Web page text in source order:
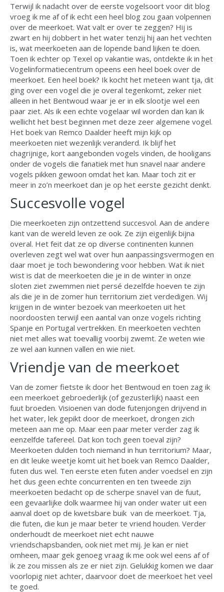
Terwijl ik nadacht over de eerste vogelsoort voor dit blog
vroeg ik me af of ik echt een heel blog zou gaan volpennen
over de meerkoet. Wat valt er over te zeggen? Hij is
zwart en hij dobbert in het water tenzij hij aan het vechten
is, wat meerkoeten aan de lopende band lijken te doen.
Toen ik echter op Texel op vakantie was, ontdekte ik in het
Vogelinformatiecentrum opeens een heel boek over de
meerkoet. Een heel boek? Ik kocht het meteen want tja, dit
ging over een vogel die je overal tegenkomt, zeker niet
alleen in het Bentwoud waar je er in elk slootje wel een
paar ziet. Als ik een echte vogelaar wil worden dan kan ik
wellicht het best beginnen met deze zeer algemene vogel.
Het boek van Remco Daalder heeft mijn kijk op
meerkoeten niet wezenlijk veranderd. Ik blijf het
chagrijnige, kort aangebonden vogels vinden, de hooligans
onder de vogels die fanatiek met hun snavel naar andere
vogels pikken gewoon omdat het kan. Maar toch zit er
meer in zo’n meerkoet dan je op het eerste gezicht denkt.
Succesvolle vogel
Die meerkoeten zijn ontzettend succesvol. Aan de andere
kant van de wereld leven ze ook. Ze zijn eigenlijk bijna
overal. Het feit dat ze op diverse continenten kunnen
overleven zegt wel wat over hun aanpassingsvermogen en
daar moet je toch bewondering voor hebben. Wat ik niet
wist is dat de meerkoeten die je in de winter in onze
sloten ziet zwemmen niet persé dezelfde hoeven te zijn
als die je in de zomer hun territorium ziet verdedigen. Wij
krijgen in de winter bezoek van meerkoeten uit het
noordoosten terwijl een aantal van onze vogels richting
Spanje en Portugal vertrekken. En meerkoeten vechten
niet met alles wat toevallig voorbij zwemt. Ze weten wie
ze wel aan kunnen vallen en wie niet.
Vriendje van de meerkoet
Van de zomer fietste ik door het Bentwoud en toen zag ik
een meerkoet gebroederlijk (of gezusterlijk) naast een
fuut broeden. Visioenen van dode futenjongen drijvend in
het water, lek gepikt door de meerkoet, drongen zich
meteen aan me op. Maar een paar meter verder zag ik
eenzelfde tafereel. Dat kon toch geen toeval zijn?
Meerkoeten dulden toch niemand in hun territorium? Maar,
en dit leuke weetje komt uit het boek van Remco Daalder,
futen dus wel. Ten eerste eten futen ander voedsel en zijn
het dus geen echte concurrenten en ten tweede zijn
meerkoeten bedacht op de scherpe snavel van de fuut,
een gevaarlijke dolk waarmee hij van onder water uit een
aanval doet op de kwetsbare buik van de meerkoet. Tja,
die futen, die kun je maar beter te vriend houden. Verder
onderhoudt de meerkoet niet echt nauwe
vriendschapsbanden, ook niet met mij. Je kan er niet
omheen, maar gek genoeg vraag ik me ook wel eens af of
ik ze zou missen als ze er niet zijn. Gelukkig komen we daar
voorlopig niet achter, daarvoor doet de meerkoet het veel
te goed.